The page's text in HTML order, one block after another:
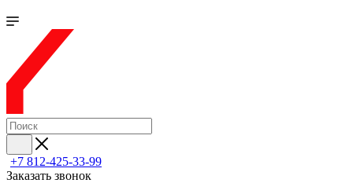
+7 812-425-33-99
Заказать звонок